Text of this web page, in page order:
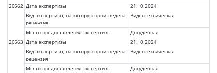
20562 Дата экспертизы
21.10.2024
Вид экспертизы, на которую произведена
рецензия
Видеотехническая
Место предоставления экспертизы
Досудебная
20563 Дата экспертизы
21.10.2024
Вид экспертизы, на которую произведена
рецензия
Видеотехническая
Место предоставления экспертизы
Досудебная